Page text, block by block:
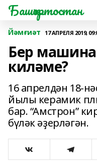
Башҡортостан
Йәмғиәт 17 АПРЕЛЯ 2019,
Бер
киләме?
16 апрелдән 18-
йылы керамик
бар. “Амстрон”
бүләк әҙерләгән.